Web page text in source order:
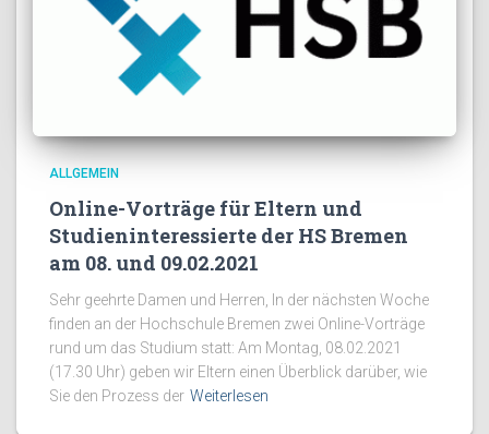
ALLGEMEIN
Online-Vorträge für Eltern und
Studieninteressierte der HS Bremen
am 08. und 09.02.2021
Sehr geehrte Damen und Herren, In der nächsten Woche
finden an der Hochschule Bremen zwei Online-Vorträge
rund um das Studium statt: Am Montag, 08.02.2021
(17.30 Uhr) geben wir Eltern einen Überblick darüber, wie
Sie den Prozess der Weiterlesen